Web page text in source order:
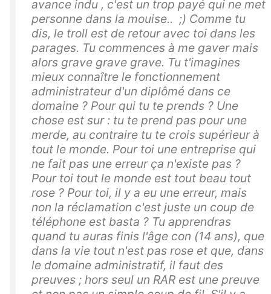
avance indu , c'est un trop payé qui ne met
personne dans la mouise.. ;) Comme tu
dis, le troll est de retour avec toi dans les
parages. Tu commences à me gaver mais
alors grave grave grave. Tu t'imagines
mieux connaître le fonctionnement
administrateur d'un diplômé dans ce
domaine ? Pour qui tu te prends ? Une
chose est sur : tu te prend pas pour une
merde, au contraire tu te crois supérieur à
tout le monde. Pour toi une entreprise qui
ne fait pas une erreur ça n'existe pas ?
Pour toi tout le monde est tout beau tout
rose ? Pour toi, il y a eu une erreur, mais
non la réclamation c'est juste un coup de
téléphone est basta ? Tu apprendras
quand tu auras finis l'âge con (14 ans), que
dans la vie tout n'est pas rose et que, dans
le domaine administratif, il faut des
preuves ; hors seul un RAR est une preuve